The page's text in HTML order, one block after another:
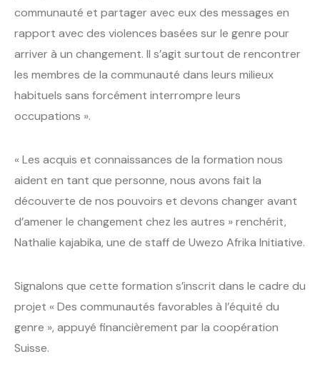
communauté et partager avec eux des messages en
rapport avec des violences basées sur le genre pour
arriver à un changement. Il s’agit surtout de rencontrer
les membres de la communauté dans leurs milieux
habituels sans forcément interrompre leurs
occupations ».
« Les acquis et connaissances de la formation nous
aident en tant que personne, nous avons fait la
découverte de nos pouvoirs et devons changer avant
d’amener le changement chez les autres » renchérit,
Nathalie kajabika, une de staff de Uwezo Afrika Initiative.
Signalons que cette formation s’inscrit dans le cadre du
projet « Des communautés favorables à l’équité du
genre », appuyé financièrement par la coopération
Suisse.